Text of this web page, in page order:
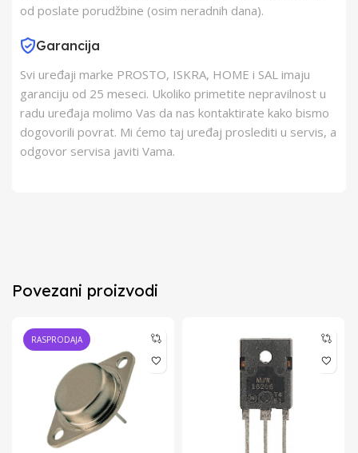
od poslate porudžbine (osim neradnih dana).
Garancija
Svi uređaji marke PROSTO, ISKRA, HOME i SAL imaju
garanciju od 25 meseci. Ukoliko primetite nepravilnost u
radu uređaja molimo Vas da nas kontaktirate kako bismo
dogovorili povrat. Mi ćemo taj uređaj proslediti u servis, a
odgovor servisa javiti Vama.
Povezani proizvodi
RASPRODAJA